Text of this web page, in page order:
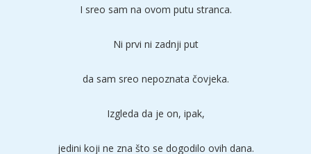
I sreo sam na ovom putu stranca.
Ni prvi ni zadnji put
da sam sreo nepoznata čovjeka.
Izgleda da je on, ipak,
jedini koji ne zna što se dogodilo ovih dana.